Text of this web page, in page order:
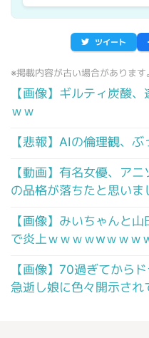
ツイート
※掲載内容が古い場合があります
【画像】ギルティ炭酸
ｗｗ
【悲報】AIの倫理観、
【動画】有名女優、ア
の品格が落ちたと思いま
【画像】みいちゃんと
で炎上ｗｗｗｗwｗｗｗ
【画像】70過ぎてから
急逝し娘に色々開示され